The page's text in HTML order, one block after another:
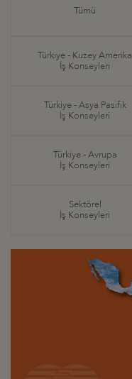
Tümü
Türkiye - Kuzey Amerika
İş Konseyleri
Türkiye - Asya Pasifik
İş Konseyleri
Türkiye - Avrupa
İş Konseyleri
Sektörel
İş Konseyleri